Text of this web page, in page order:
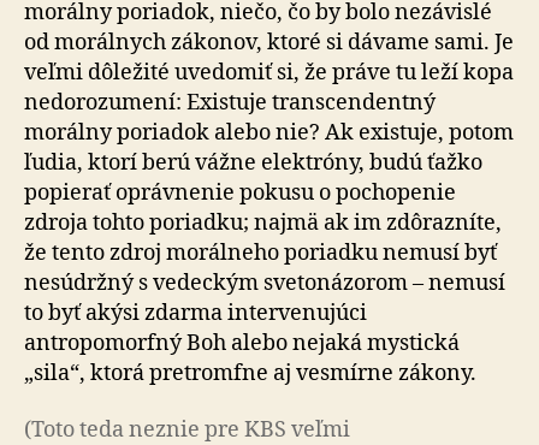
morálny poriadok, niečo, čo by bolo nezávislé
od morálnych zákonov, ktoré si dávame sami. Je
veľmi dôležité uvedomiť si, že práve tu leží kopa
nedorozumení: Existuje transcendentný
morálny poriadok alebo nie? Ak existuje, potom
ľudia, ktorí berú vážne elektróny, budú ťažko
popierať oprávnenie pokusu o pochopenie
zdroja tohto poriadku; najmä ak im zdôrazníte,
že tento zdroj morálneho poriadku nemusí byť
nesúdržný s vedeckým svetonázorom – nemusí
to byť akýsi zdarma intervenujúci
antropomorfný Boh alebo nejaká mystická
„sila“, ktorá pretromfne aj vesmírne zákony.
(Toto teda neznie pre KBS veľmi